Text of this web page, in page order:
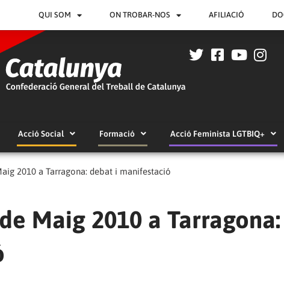
QUI SOM ON TROBAR-NOS AFILIACIÓ
Acció Social Formació Acció Feminista LGTBIQ+
2010 a Tarragona: debat i manifestació
Maig 2010 a